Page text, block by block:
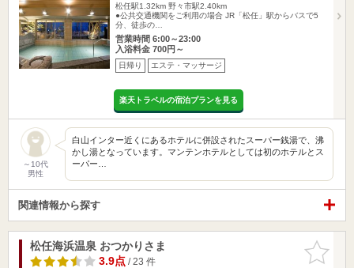
松任駅1.32km 野々市駅2.40km
●公共交通機関をご利用の場合 JR「松任」駅からバスで5
分、徒歩の…
営業時間 6:00～23:00
入浴料金 700円～
日帰り エステ・マッサージ
楽天トラベルの宿泊プランを見る
～10代
男性
白山インター近くにあるホテルに併設されたスーパー銭湯で、沸
かし湯となっています。マンテンホテルとしては初のホテルとス
ーパー…
関連情報から探す
お気に入
りに追加
松任海浜温泉 おつかりさま
3.9点/ 23 件